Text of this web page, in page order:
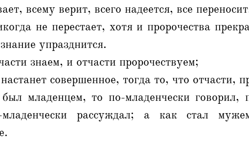
всему верит, всего надеется, все
не перестает, хотя и пророчества
упразднится.
знаем, и отчасти пророчествуем;
совершенное, тогда то, что отчасти,
младенцем, то по-младенчески говорил,
рассуждал; а как стал